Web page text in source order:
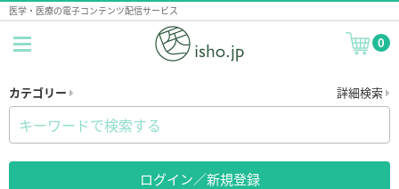
医学・医療の電子コンテンツ配信サービス
0
カテゴリー 詳細検索
ログイン／新規登録